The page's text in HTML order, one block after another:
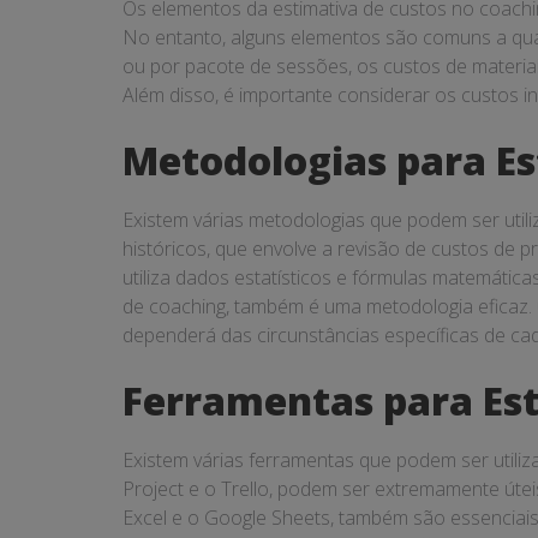
Os elementos da estimativa de custos no
No entanto, alguns elementos são comuns a
ou por pacote de sessões, os custos de
Além disso, é importante considerar os custos
Metodologias para
Existem várias metodologias que podem ser
históricos, que envolve a revisão de custos de
utiliza dados estatísticos e fórmulas
de coaching, também é uma metodologia
dependerá das circunstâncias específicas de
Ferramentas para
Existem várias ferramentas que podem ser
Project e o Trello, podem ser extremamente
Excel e o Google Sheets, também são